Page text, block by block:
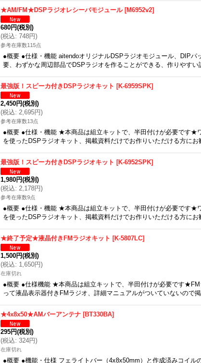
★AM/FM★DSPラジオレシーバモジュール [M6952v2]
680円(税別)
(税込: 748円)
参考在庫数115点
●概要 ●仕様・機能 aitendoオリジナルDSPラジオモジュール、DIPパ
要、わずかな周辺部品でDSPラジオを作ることができる、作りやす
最強版！スピーカ付きDSPラジオキット [K-6959SPK]
2,450円(税別)
(税込: 2,695円)
参考在庫数13点
●概要 ●仕様・機能 ★本商品は組立キットで、半田付けが必要です★
を使ったDSPラジオキット、掲載資料だけでお作りいただける方に
最強版！スピーカ付きDSPラジオキット [K-6952SPK]
1,980円(税別)
(税込: 2,178円)
参考在庫数9点
●概要 ●仕様・機能 ★本商品は組立キットで、半田付けが必要です★
を使ったDSPラジオキット、掲載資料だけでお作りいただける方に
★終了予定★液晶付きFMラジオキット [K-5807LC]
1,500円(税別)
(税込: 1,650円)
在庫切れ
●概要 ●仕様機能 ★本商品は組立キットで、半田付けが必要です★FM
って液晶表示器付きFMラジオ、詳細マニュアルがついていないので
★4x8x50★AMバーアンテナ [BT330BA]
295円(税別)
(税込: 324円)
在庫切れ
●概要 ●機能・仕様 フェライトバー（4x8x50mm）と作成済みコイル